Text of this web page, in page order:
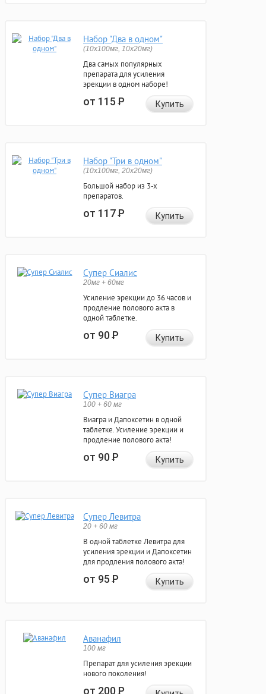
Набор "Два в одном"
(10x100мг, 10x20мг)
Два самых популярных
препарата для усиления
эрекции в одном наборе!
от 115Р Купить
Набор "Три в одном"
(10x100мг, 20x20мг)
Большой набор из 3-х
препаратов.
от 117Р Купить
Супер Сиалис
20мг + 60мг
Усиление эрекции до 36 часов и
продление полового акта в
одной таблетке.
от 90Р Купить
Супер Виагра
100 + 60 мг
Виагра и Дапоксетин в одной
таблетке. Усиление эрекции и
продление полового акта!
от 90Р Купить
Супер Левитра
20 + 60 мг
В одной таблетке Левитра для
усиления эрекции и Дапоксетин
для продления полового акта!
от 95Р Купить
Аванафил
100 мг
Препарат для усиления эрекции
нового поколения!
от 200Р